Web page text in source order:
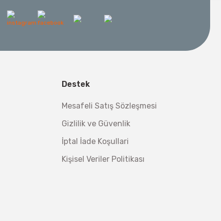
50Mt
Destek
Mesafeli Satış Sözleşmesi
Gizlilik ve Güvenlik
İptal İade Koşullari
Kişisel Veriler Politikası